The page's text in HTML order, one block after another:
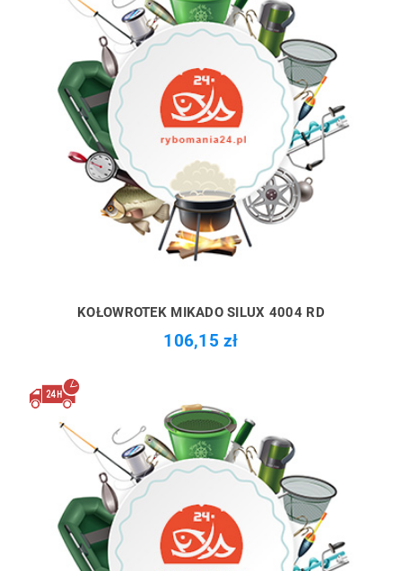
KOŁOWROTEK MIKADO SILUX 4004 RD
106,15 zł